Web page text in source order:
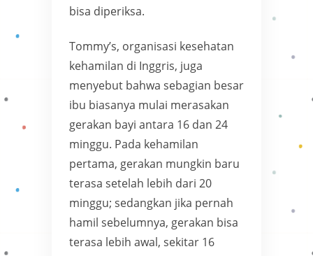
bisa diperiksa.
Tommy’s, organisasi kesehatan
kehamilan di Inggris, juga
menyebut bahwa sebagian besar
ibu biasanya mulai merasakan
gerakan bayi antara 16 dan 24
minggu. Pada kehamilan
pertama, gerakan mungkin baru
terasa setelah lebih dari 20
minggu; sedangkan jika pernah
hamil sebelumnya, gerakan bisa
terasa lebih awal, sekitar 16